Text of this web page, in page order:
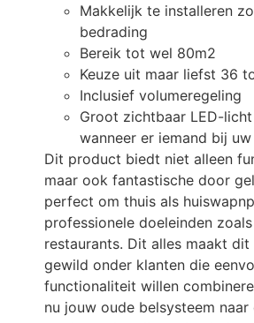
Makkelijk te installeren
bedrading
Bereik tot wel 80m2
Keuze uit maar liefst 36
Inclusief volumeregeling
Groot zichtbaar LED-
wanneer er iemand bij
Dit product biedt niet alleen
maar ook fantastische door
perfect om thuis als
professionele doeleinden
restaurants. Dit alles maakt
gewild onder klanten die
functionaliteit willen
nu jouw oude belsysteem naar